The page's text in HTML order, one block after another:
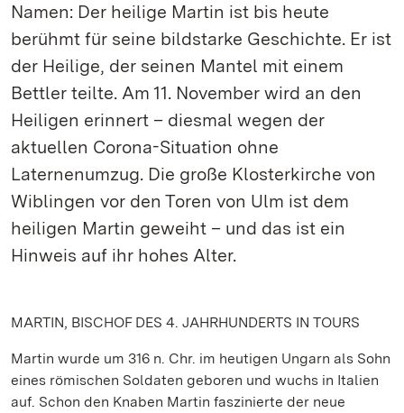
Namen: Der heilige Martin ist bis heute
berühmt für seine bildstarke Geschichte. Er ist
der Heilige, der seinen Mantel mit einem
Bettler teilte. Am 11. November wird an den
Heiligen erinnert – diesmal wegen der
aktuellen Corona-Situation ohne
Laternenumzug. Die große Klosterkirche von
Wiblingen vor den Toren von Ulm ist dem
heiligen Martin geweiht – und das ist ein
Hinweis auf ihr hohes Alter.
MARTIN, BISCHOF DES 4. JAHRHUNDERTS IN TOURS
Martin wurde um 316 n. Chr. im heutigen Ungarn als Sohn
eines römischen Soldaten geboren und wuchs in Italien
auf. Schon den Knaben Martin faszinierte der neue